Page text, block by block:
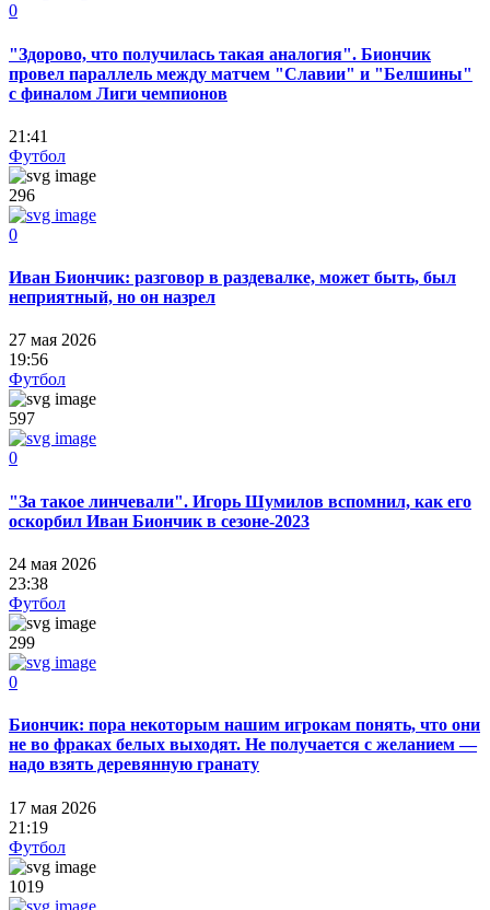
0
"Здорово, что получилась такая аналогия". Биончик
провел параллель между матчем "Славии" и "Белшины"
с финалом Лиги чемпионов
21:41
Футбол
296
0
Иван Биончик: разговор в раздевалке, может быть, был
неприятный, но он назрел
27 мая 2026
19:56
Футбол
597
0
"За такое линчевали". Игорь Шумилов вспомнил, как его
оскорбил Иван Биончик в сезоне-2023
24 мая 2026
23:38
Футбол
299
0
Биончик: пора некоторым нашим игрокам понять, что они
не во фраках белых выходят. Не получается с желанием —
надо взять деревянную гранату
17 мая 2026
21:19
Футбол
1019